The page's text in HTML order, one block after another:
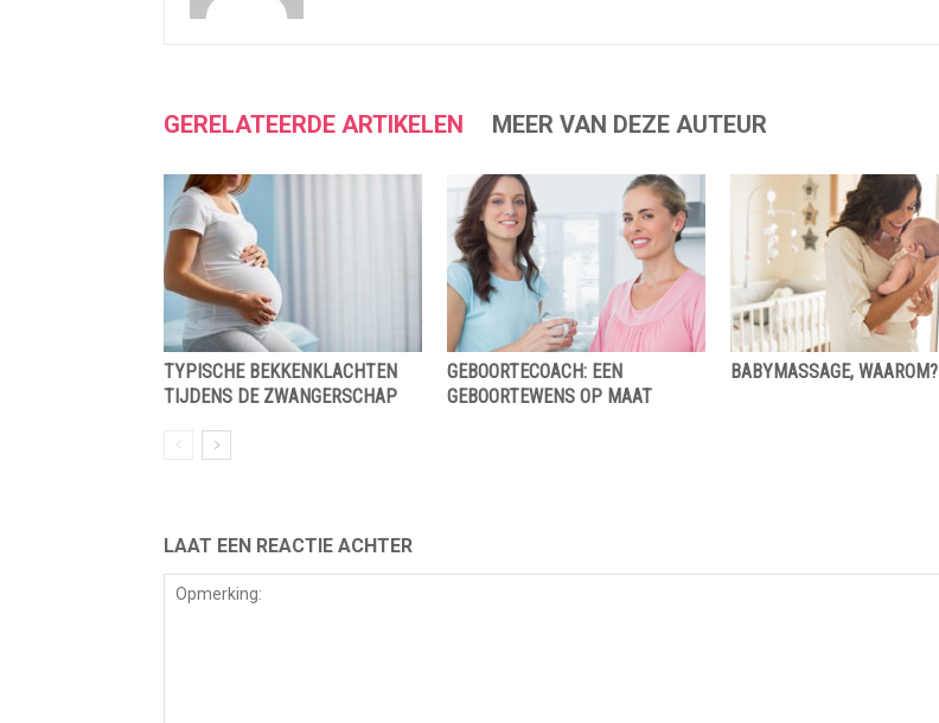
GERELATEERDE ARTIKELEN MEER VAN DEZE AUTEUR
TYPISCHE BEKKENKLACHTEN
TIJDENS DE ZWANGERSCHAP
GEBOORTECOACH: EEN
GEBOORTEWENS OP MAAT
BABYMASSAGE, WAAROM?
LAAT EEN REACTIE ACHTER